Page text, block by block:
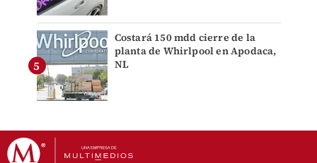
Costará 150 mdd cierre de la
planta de Whirlpool en Apodaca,
NL